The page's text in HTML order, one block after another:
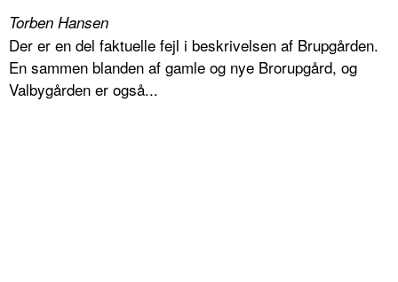
Torben Hansen
Der er en del faktuelle fejl i beskrivelsen af Brupgården.
En sammen blanden af gamle og nye Brorupgård, og
Valbygården er også...